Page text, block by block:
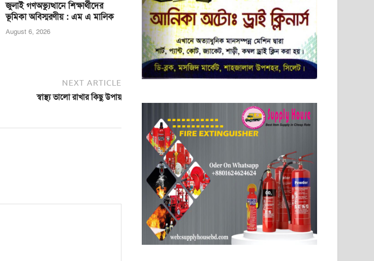
জুলাই গণঅভ্যুত্থানে শিক্ষার্থীদের
ভূমিকা অবিস্মরণীয় : এম এ মালিক
August 6, 2026
NEXT ARTICLE
স্বাস্থ্য ভালো রাখার কিছু উপায়